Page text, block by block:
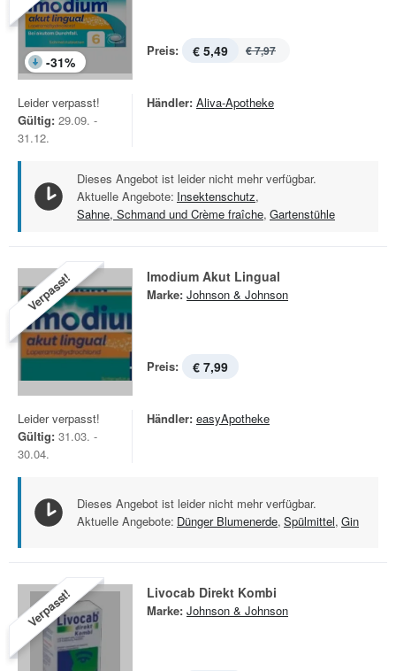
-31%
Preis: € 5,49 € 7,97
Leider verpasst!
Gültig: 29.09. -
31.12.
Händler: Aliva-Apotheke
Dieses Angebot ist leider nicht mehr verfügbar.
Aktuelle Angebote: Insektenschutz,
Sahne, Schmand und Crème fraîche, Gartenstühle
Verpasst! Imodium Akut Lingual
Marke: Johnson & Johnson
Preis: € 7,99
Leider verpasst!
Gültig: 31.03. -
30.04.
Händler: easyApotheke
Dieses Angebot ist leider nicht mehr verfügbar.
Aktuelle Angebote: Dünger Blumenerde, Spülmittel, Gin
Verpasst! Livocab Direkt Kombi
Marke: Johnson & Johnson